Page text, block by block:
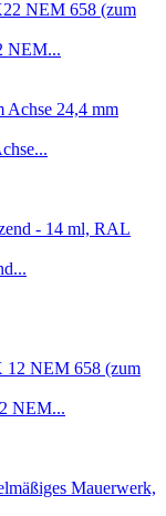
NEM...
NEM...